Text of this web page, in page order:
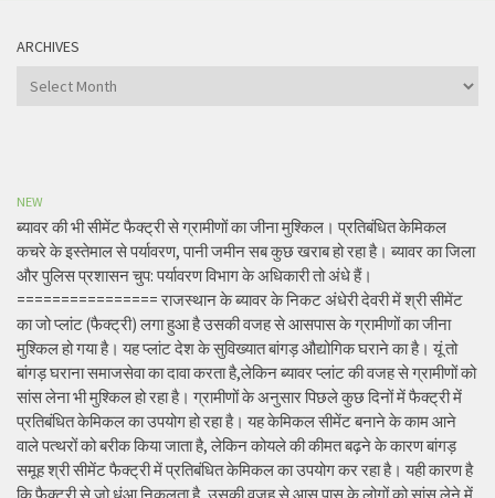
ARCHIVES
Archives
NEW
ब्यावर की भी सीमेंट फैक्ट्री से ग्रामीणों का जीना मुश्किल। प्रतिबंधित केमिकल
कचरे के इस्तेमाल से पर्यावरण, पानी जमीन सब कुछ खराब हो रहा है। ब्यावर का जिला
और पुलिस प्रशासन चुप: पर्यावरण विभाग के अधिकारी तो अंधे हैं।
================ राजस्थान के ब्यावर के निकट अंधेरी देवरी में श्री सीमेंट
का जो प्लांट (फैक्ट्री) लगा हुआ है उसकी वजह से आसपास के ग्रामीणों का जीना
मुश्किल हो गया है। यह प्लांट देश के सुविख्यात बांगड़ औद्योगिक घराने का है। यूं तो
बांगड़ घराना समाजसेवा का दावा करता है,लेकिन ब्यावर प्लांट की वजह से ग्रामीणों को
सांस लेना भी मुश्किल हो रहा है। ग्रामीणों के अनुसार पिछले कुछ दिनों में फैक्ट्री में
प्रतिबंधित केमिकल का उपयोग हो रहा है। यह केमिकल सीमेंट बनाने के काम आने
वाले पत्थरों को बरीक किया जाता है, लेकिन कोयले की कीमत बढ़ने के कारण बांगड़
समूह श्री सीमेंट फैक्ट्री में प्रतिबंधित केमिकल का उपयोग कर रहा है। यही कारण है